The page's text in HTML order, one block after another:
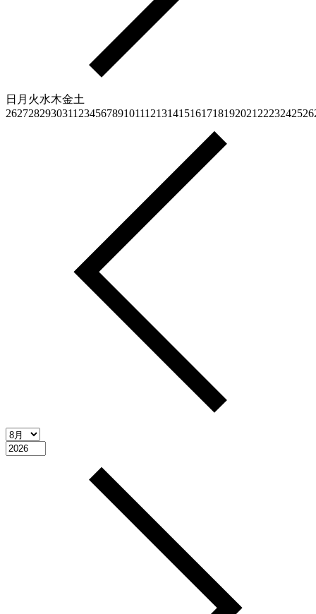
日 月 火水木金土
2627282930311 23456789101112131415161718192021 2223242526